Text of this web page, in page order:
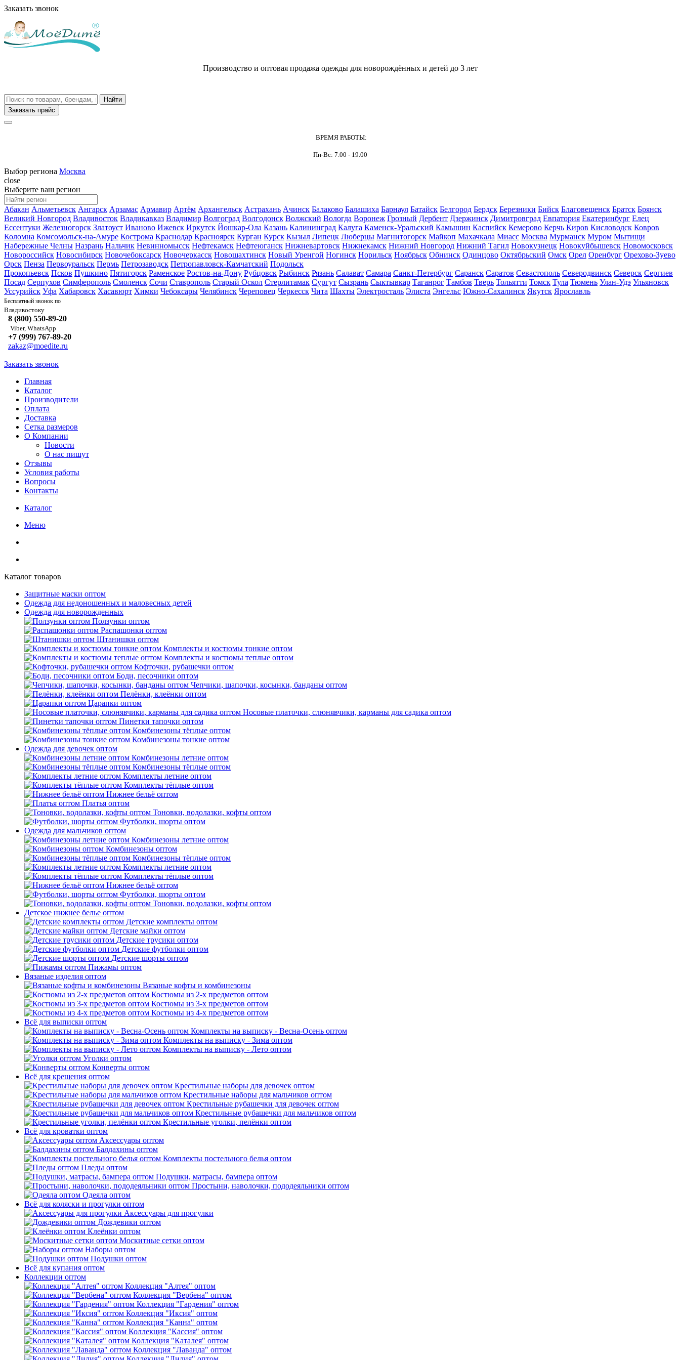
Заказать звонок
Производство и оптовая продажа одежды для новорождённых и детей до 3 лет
Заказать прайс
ВРЕМЯ РАБОТЫ:
Пн-Вс: 7.00 - 19.00
Выбор региона Москва
close
Выберите ваш регион
Абакан Альметьевск Ангарск Арзамас Армавир Артём Архангельск Астрахань Ачинск Балаково Балашиха Барнаул Батайск Белгород Бердск Березники Бийск Благовещенск Братск Брянск
Великий Новгород Владивосток Владикавказ Владимир Волгоград Волгодонск Волжский Вологда Воронеж Грозный Дербент Дзержинск Димитровград Евпатория Екатеринбург Елец
Ессентуки Железногорск Златоуст Иваново Ижевск Иркутск Йошкар-Ола Казань Калининград Калуга Каменск-Уральский Камышин Каспийск Кемерово Керчь Киров Кисловодск Ковров
Коломна Комсомольск-на-Амуре Кострома Краснодар Красноярск Курган Курск Кызыл Липецк Люберцы Магнитогорск Майкоп Махачкала Миасс Москва Мурманск Муром Мытищи
Набережные Челны Назрань Нальчик Невинномысск Нефтекамск Нефтеюганск Нижневартовск Нижнекамск Нижний Новгород Нижний Тагил Новокузнецк Новокуйбышевск Новомосковск
Новороссийск Новосибирск Новочебоксарск Новочеркасск Новошахтинск Новый Уренгой Ногинск Норильск Ноябрьск Обнинск Одинцово Октябрьский Омск Орел Оренбург Орехово-Зуево
Орск Пенза Первоуральск Пермь Петрозаводск Петропавловск-Камчатский Подольск
Прокопьевск Псков Пушкино Пятигорск Раменское Ростов-на-Дону Рубцовск Рыбинск Рязань Салават Самара Санкт-Петербург Саранск Саратов Севастополь Северодвинск Северск Сергиев
Посад Серпухов Симферополь Смоленск Сочи Ставрополь Старый Оскол Стерлитамак Сургут Сызрань Сыктывкар Таганрог Тамбов Тверь Тольятти Томск Тула Тюмень Улан-Удэ Ульяновск
Уссурийск Уфа Хабаровск Хасавюрт Химки Чебоксары Челябинск Череповец Черкесск Чита Шахты Электросталь Элиста Энгельс Южно-Сахалинск Якутск Ярославль
Бесплатный звонок по
Владивостоку
8 (800) 550-89-20
Viber, WhatsApp
+7 (999) 767-89-20
zakaz@moedite.ru
Заказать звонок
Главная
Каталог
Производители
Оплата
Доставка
Сетка размеров
О Компании
Новости
О нас пишут
Отзывы
Условия работы
Вопросы
Контакты
Каталог
Меню
Каталог товаров
Защитные маски оптом
Одежда для недоношенных и маловесных детей
Одежда для новорожденных
Ползунки оптом
Распашонки оптом
Штанишки оптом
Комплекты и костюмы тонкие оптом
Комплекты и костюмы теплые оптом
Кофточки, рубашечки оптом
Боди, песочники оптом
Чепчики, шапочки, косынки, банданы оптом
Пелёнки, клеёнки оптом
Царапки оптом
Носовые платочки, слюнявчики, карманы для садика оптом
Пинетки тапочки оптом
Комбинезоны тёплые оптом
Комбинезоны тонкие оптом
Одежда для девочек оптом
Комбинезоны летние оптом
Комбинезоны тёплые оптом
Комплекты летние оптом
Комплекты тёплые оптом
Нижнее бельё оптом
Платья оптом
Тоновки, водолазки, кофты оптом
Футболки, шорты оптом
Одежда для мальчиков оптом
Комбинезоны летние оптом
Комбинезоны оптом
Комбинезоны тёплые оптом
Комплекты летние оптом
Комплекты тёплые оптом
Нижнее бельё оптом
Футболки, шорты оптом
Тоновки, водолазки, кофты оптом
Детское нижнее белье оптом
Детские комплекты оптом
Детские майки оптом
Детские трусики оптом
Детские футболки оптом
Детские шорты оптом
Пижамы оптом
Вязаные изделия оптом
Вязаные кофты и комбинезоны
Костюмы из 2-х предметов оптом
Костюмы из 3-х предметов оптом
Костюмы из 4-х предметов оптом
Всё для выписки оптом
Комплекты на выписку - Весна-Осень оптом
Комплекты на выписку - Зима оптом
Комплекты на выписку - Лето оптом
Уголки оптом
Конверты оптом
Всё для крещения оптом
Крестильные наборы для девочек оптом
Крестильные наборы для мальчиков оптом
Крестильные рубашечки для девочек оптом
Крестильные рубашечки для мальчиков оптом
Крестильные уголки, пелёнки оптом
Всё для кроватки оптом
Аксессуары оптом
Балдахины оптом
Комплекты постельного белья оптом
Пледы оптом
Подушки, матрасы, бампера оптом
Простыни, наволочки, пододеяльники оптом
Одеяла оптом
Всё для коляски и прогулки оптом
Аксессуары для прогулки
Дождевики оптом
Клеёнки оптом
Москитные сетки оптом
Наборы оптом
Подушки оптом
Всё для купания оптом
Коллекции оптом
Коллекция "Алтея" оптом
Коллекция "Вербена" оптом
Коллекция "Гардения" оптом
Коллекция "Иксия" оптом
Коллекция "Канна" оптом
Коллекция "Кассия" оптом
Коллекция "Каталея" оптом
Коллекция "Лаванда" оптом